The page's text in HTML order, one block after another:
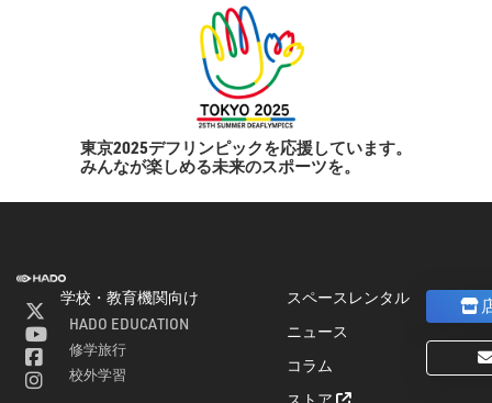
東京2025デフリンピックを応援しています。
みんなが楽しめる未来のスポーツを。
学校・教育機関向け
HADO EDUCATION
修学旅行
校外学習
スペースレンタル
ニュース
コラム
ストア